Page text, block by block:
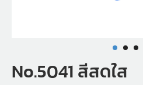
No.5041 สีสดใส